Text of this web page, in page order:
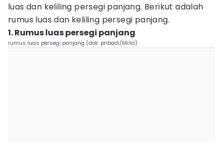
luas dan keliling persegi panjang. Berikut adalah
rumus luas dan keliling persegi panjang.
1. Rumus luas persegi panjang
rumus luas persegi panjang (dok. pribadi/Milla)